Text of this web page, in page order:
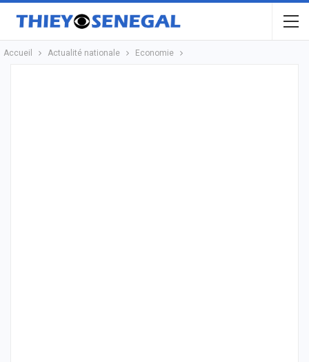
Accueil Actualité nationale Economie